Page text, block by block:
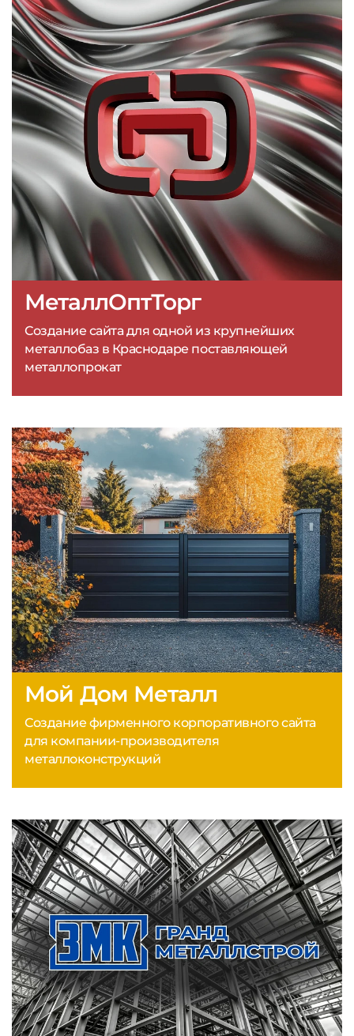
МеталлОптТорг
Создание сайта для одной из крупнейших
металлобаз в Краснодаре поставляющей
металлопрокат
Мой Дом Металл
Создание фирменного корпоративного сайта
для компании-производителя
металлоконструкций